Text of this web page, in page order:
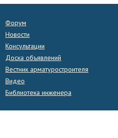
Форум
Новости
Консультации
Доска объявлений
Вестник арматуростроителя
Видео
Библиотека инженера